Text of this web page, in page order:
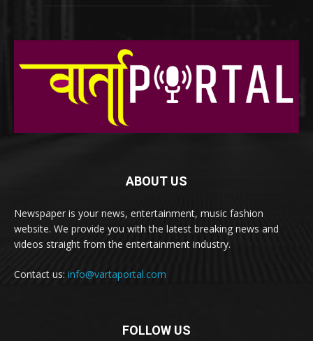
ABOUT US
Newspaper is your news, entertainment, music fashion
website. We provide you with the latest breaking news and
videos straight from the entertainment industry.
Contact us: info@vartaportal.com
FOLLOW US